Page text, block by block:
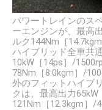
パワートレインのス
ーエンジンが、最高
ルク144Nm［
ハイブリッド全車共
10kW［14ps］/
78Nm［8.0kgm］/
外のフィットハイブ
クは、最高出力
121Nm［12.3kgm］/